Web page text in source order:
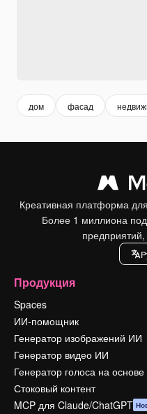
дом фасад
Креативная платформа
Более 1 миллиона
предприятий,
Продукция
Spaces
ИИ-помощник
Генератор изображений ИИ
Генератор видео ИИ
Генератор голоса на
Стоковый контент
MCP для Claude/ChatGPT